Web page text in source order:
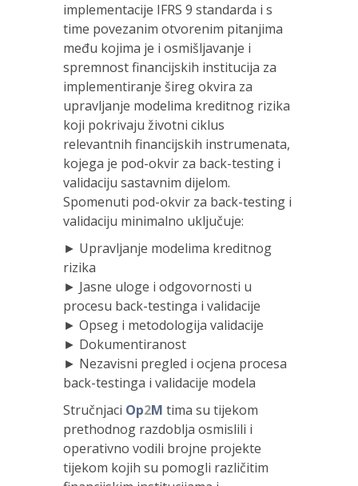
implementacije IFRS 9 standarda i s
time povezanim otvorenim pitanjima
među kojima je i osmišljavanje i
spremnost financijskih institucija za
implementiranje šireg okvira za
upravljanje modelima kreditnog rizika
koji pokrivaju životni ciklus
relevantnih financijskih instrumenata,
kojega je pod-okvir za back-testing i
validaciju sastavnim dijelom.
Spomenuti pod-okvir za back-testing i
validaciju minimalno uključuje:
► Upravljanje modelima kreditnog
rizika
► Jasne uloge i odgovornosti u
procesu back-testinga i validacije
► Opseg i metodologija validacije
► Dokumentiranost
► Nezavisni pregled i ocjena procesa
back-testinga i validacije modela
Stručnjaci Op2M tima su tijekom
prethodnog razdoblja osmislili i
operativno vodili brojne projekte
tijekom kojih su pomogli različitim